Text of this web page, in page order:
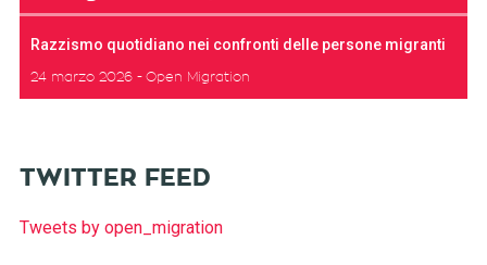
Razzismo quotidiano nei confronti delle persone migranti
24 marzo 2026 Open Migration
TWITTER FEED
Tweets by open_migration